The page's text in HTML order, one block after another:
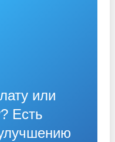
или
Есть